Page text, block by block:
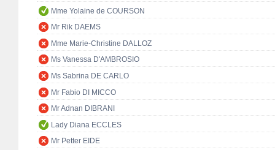
Mme Yolaine de COURSON
Mr Rik DAEMS
Mme Marie-Christine DALLOZ
Ms Vanessa D'AMBROSIO
Ms Sabrina DE CARLO
Mr Fabio DI MICCO
Mr Adnan DIBRANI
Lady Diana ECCLES
Mr Petter EIDE